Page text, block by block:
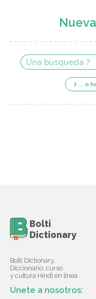
... o
Bolti
Dictionary
Bolti Dictionary,
Diccionario, curso
y cultura Hindi en línea
Únete a nosotros: